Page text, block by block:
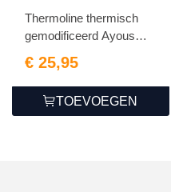
channelsiding 2,1 x
9,0 x 365 cm
geschaafd
Thermoline thermisch
gemodificeerd Ayous
€ 25,95
TOEVOEGEN